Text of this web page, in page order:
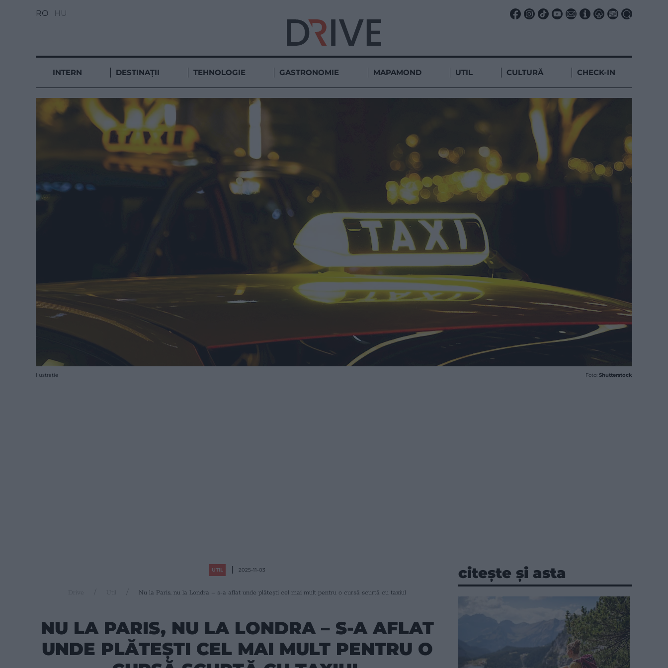
RO HU
INTERN DESTINAȚII TEHNOLOGIE GASTRONOMIE MAPAMOND UTIL CULTURĂ CHECK-IN
Ilustrație Foto: Shutterstock
UTIL 2025-11-03
Drive Nu la Paris, nu la Londra – s-a aflat unde plătești cel mai mult pentru o cursă scurtă cu taxiul
NU LA PARIS, NU LA LONDRA – S-A AFLAT
UNDE PLĂTEȘTI CEL MAI MULT PENTRU O
citește și asta